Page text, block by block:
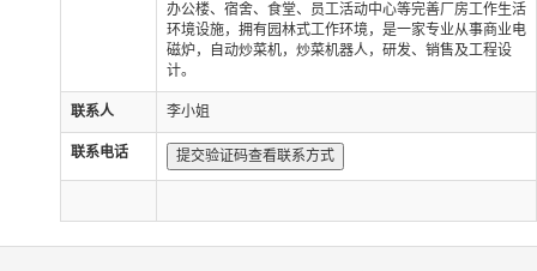
办公楼、宿舍、食堂、员工活动中心等完善厂房工作生活
环境设施，拥有园林式工作环境，是一家专业从事商业电
磁炉，自动炒菜机，炒菜机器人，研发、销售及工程设
计。
联系人 李小姐
联系电话 提交验证码查看联系方式